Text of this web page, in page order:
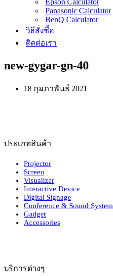
Panasonic Calculator
BenQ Calculator
วิธีสั่งซื้อ
ติดต่อเรา
new-gygar-gn-40
18 กุมภาพันธ์ 2021
ประเภทสินค้า
Projector
Screen
Visualizer
Interactive Device
Digital Signage
Conference & Sound System
Gadget
Accessories
บริการต่างๆ